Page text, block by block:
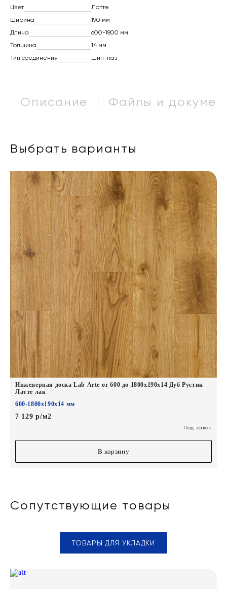
Цвет
Латте
Ширина
190 мм
Длина
600-1800 мм
Толщина
14 мм
Тип соединения
шип-паз
Описание Файлы и
Выбрать варианты
Инженерная доска Lab Arte от 600 до 1800х190х14 Дуб Рустик
Латте лак
600-1800х190х14 мм
7 129 р/м2
Под заказ
В корзину
Сопутствующие товары
ТОВАРЫ ДЛЯ УКЛАДКИ